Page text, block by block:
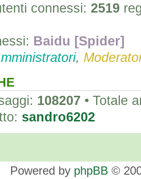
connessi: 2519
Baidu [Spider]
,
108207 • Totale
sandro6202
Powered by phpBB ©